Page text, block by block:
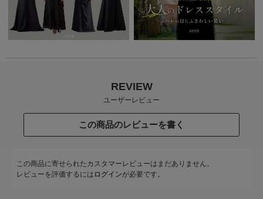
REVIEW
ユーザーレビュー
この商品のレビューを書く
この商品に寄せられたカスタマーレビューはまだありません。
レビューを評価するには ログインが必要です。